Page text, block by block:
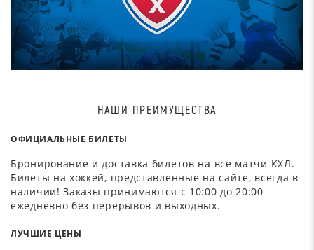
НАШИ ПРЕИМУЩЕСТВА
ОФИЦИАЛЬНЫЕ БИЛЕТЫ
Бронирование и доставка билетов на все матчи КХЛ.
Билеты на хоккей, представленные на сайте, всегда в
наличии! Заказы принимаются с 10:00 до 20:00
ежедневно без перерывов и выходных.
ЛУЧШИЕ ЦЕНЫ